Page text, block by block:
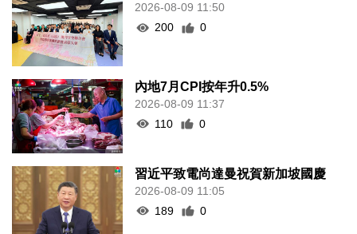
2026-08-09 11:50
200
0
內地7月CPI按年升0.5%
2026-08-09 11:37
110
0
習近平致電尚達曼祝賀新加坡國慶
2026-08-09 11:05
189
0